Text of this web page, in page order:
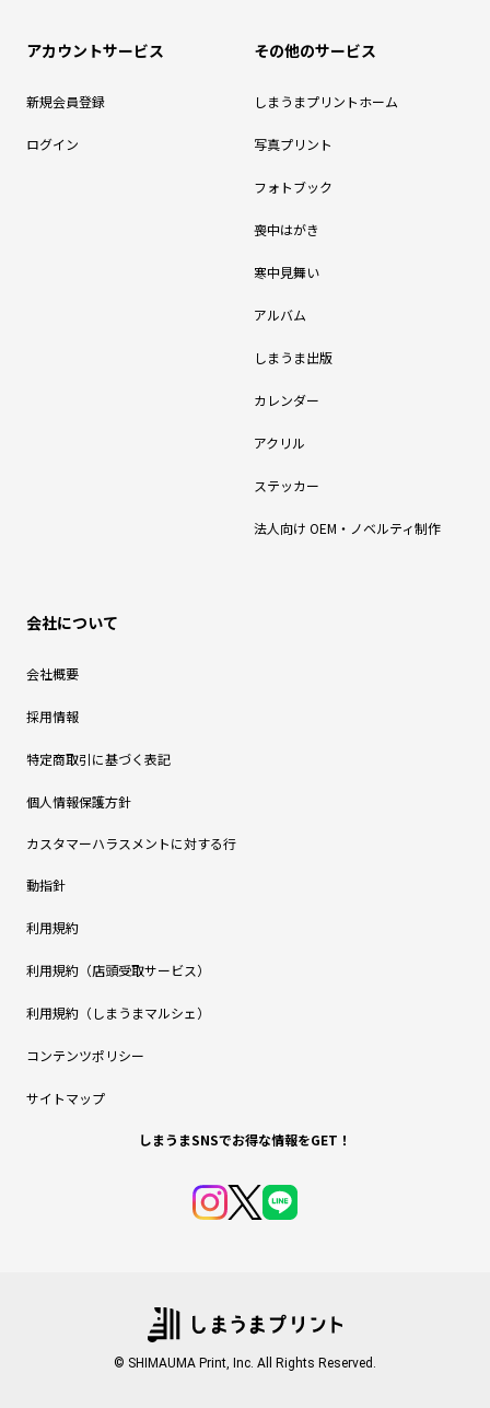
アカウントサービス
新規会員登録
ログイン
その他のサービス
しまうまプリントホーム
写真プリント
フォトブック
喪中はがき
寒中見舞い
アルバム
しまうま出版
カレンダー
アクリル
ステッカー
法人向け OEM・ノベルティ制作
会社について
会社概要
採用情報
特定商取引に基づく表記
個人情報保護方針
カスタマーハラスメントに対する行
動指針
利用規約
利用規約（店頭受取サービス）
利用規約（しまうまマルシェ）
コンテンツポリシー
サイトマップ
しまうまSNSでお得な情報をGET！
© SHIMAUMA Print, Inc. All Rights Reserved.